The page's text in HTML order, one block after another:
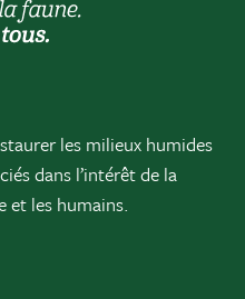
les milieux humides
dans l’intérêt de la
et les humains.